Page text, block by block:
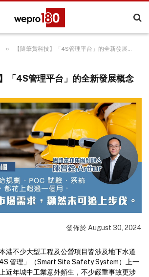
» 【隨筆賞科技】「4S管理平台」的全新發展概念
「4S管理平台」的全新發展概念
發佈於 August 30, 2024
港不少大型工程及公營項目皆涉及地下水道
管理」（Smart Site Safety System）上一
近年城中工業意外頻生，不少嚴重事故更涉